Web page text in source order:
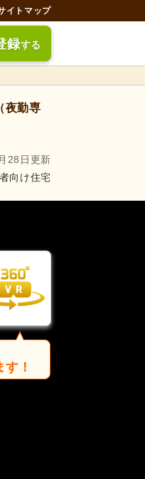
イトマップ
録する
夜勤専
28日更新
向け住宅
！